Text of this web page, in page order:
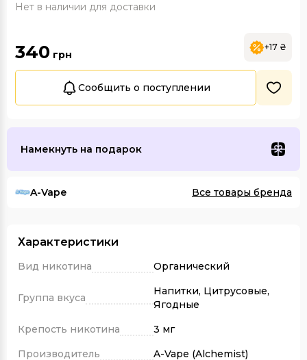
Нет в наличии для доставки
340 грн
+17 ₴
Сообщить о поступлении
Намекнуть на подарок
A-Vape Все товары бренда
Характеристики
Вид никотина Органический
Группа вкуса
Напитки, Цитрусовые,
Ягодные
Крепость никотина
3 мг
Производитель
A-Vape (Alchemist)